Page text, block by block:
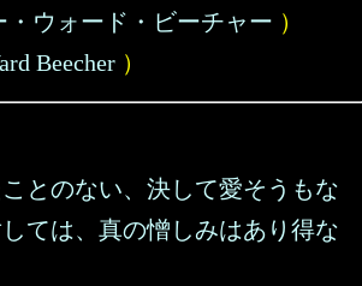
・ウォード・ビーチャー ）
Beecher ）
とのない、決して愛そうもな
ては、真の憎しみはあり得な